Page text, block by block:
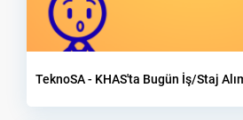
TeknoSA - KHAS'ta Bugün İş/Staj